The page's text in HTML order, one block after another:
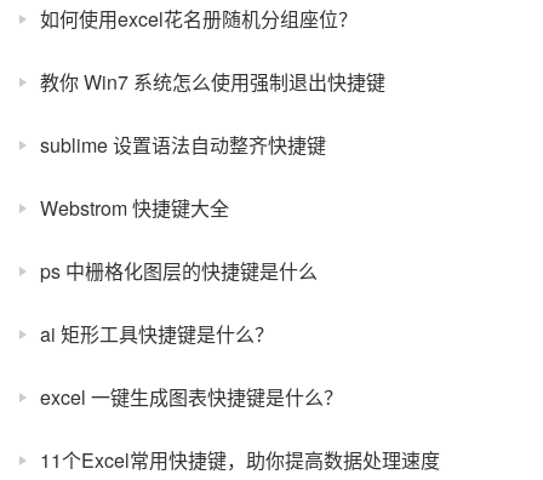
如何使用excel花名册随机分组座位？
教你 Win7 系统怎么使用强制退出快捷键
sublime 设置语法自动整齐快捷键
Webstrom 快捷键大全
ps 中栅格化图层的快捷键是什么
ai 矩形工具快捷键是什么？
excel 一键生成图表快捷键是什么？
11个Excel常用快捷键，助你提高数据处理速度